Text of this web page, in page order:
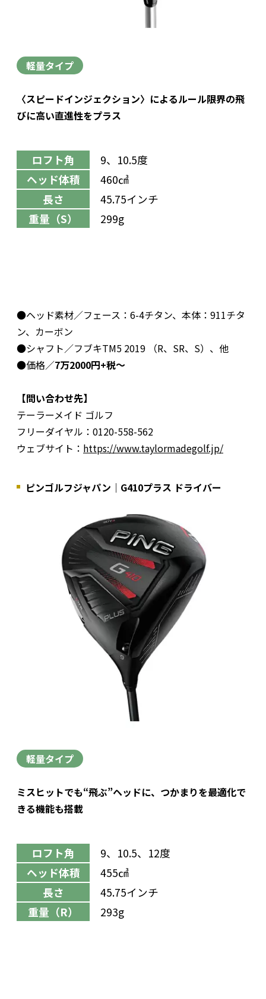
軽量タイプ
〈スピードインジェクション〉によるルール限界の飛
びに高い直進性をプラス
ロフト角
9、10.5度
ヘッド体積
460㎤
長さ
45.75インチ
重量（S）
299g
●ヘッド素材／フェース：6-4チタン、本体：911チタ
ン、カーボン
●シャフト／フブキTM5 2019 （R、SR、S）、他
●価格／7万2000円+税～
【問い合わせ先】
テーラーメイド ゴルフ
フリーダイヤル：0120-558-562
ウェブサイト： https://www.taylormadegolf.jp/
ピンゴルフジャパン｜G410プラス ドライバー
軽量タイプ
ミスヒットでも“飛ぶ”ヘッドに、つかまりを最適化で
きる機能も搭載
ロフト角
9、10.5、12度
ヘッド体積
455㎤
長さ
45.75インチ
重量（R）
293g